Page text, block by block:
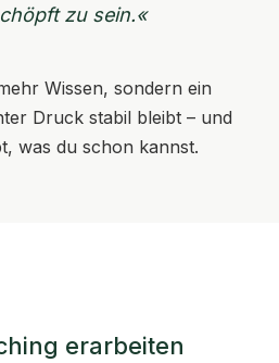
zu sein.«
Wissen, sondern ein
Druck stabil bleibt – und
was du schon kannst.
erarbeiten